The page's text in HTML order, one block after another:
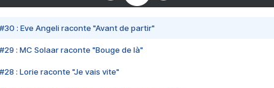
#30 : Eve Angeli raconte "Avant de partir"
#29 : MC Solaar raconte "Bouge de là"
#28 : Lorie raconte "Je vais vite"